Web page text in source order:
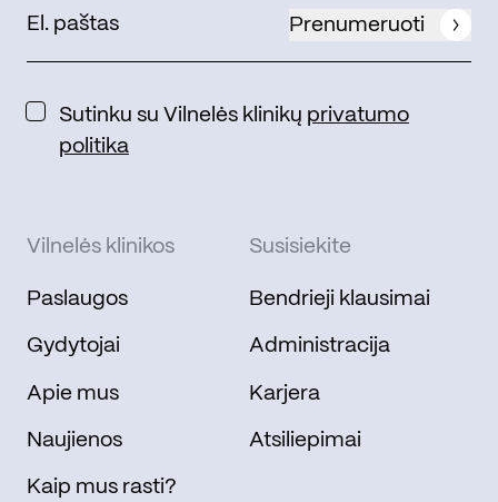
Prenumeruoti
Sutinku su Vilnelės klinikų privatumo
politika
Vilnelės klinikos
Paslaugos
Gydytojai
Apie mus
Naujienos
Kaip mus rasti?
Susisiekite
Bendrieji klausimai
Administracija
Karjera
Atsiliepimai